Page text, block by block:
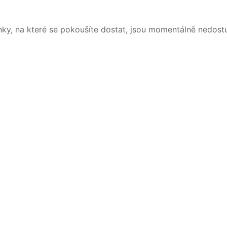
na které se pokoušíte dostat, jsou momentálně